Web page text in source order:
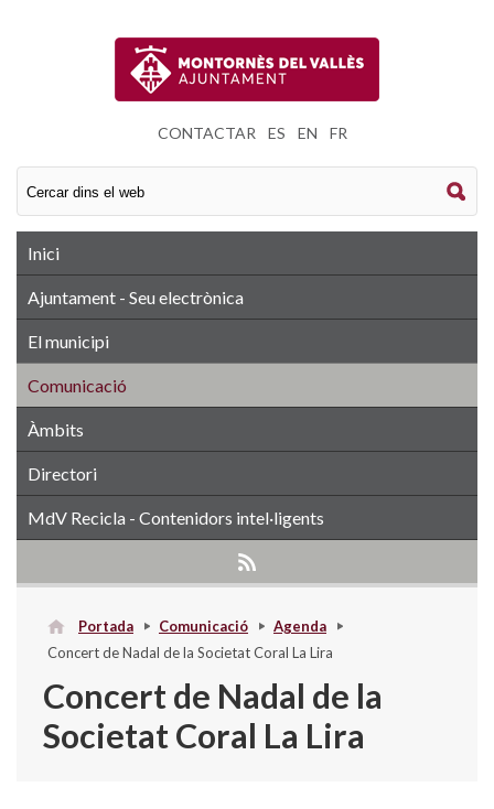
CONTACTAR ES EN FR
Inici
Ajuntament - Seu electrònica
El municipi
Comunicació
Àmbits
Directori
MdV Recicla - Contenidors intel·ligents
Portada Comunicació
Agenda
Concert de Nadal de la Societat Coral La Lira
Concert de Nadal de la
Societat Coral La Lira